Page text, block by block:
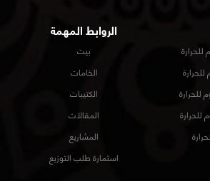
الروابط المهمة
بيت
الخامات
الكتيبات
المقالات
المشاريع
استمارة طلب التوزيع